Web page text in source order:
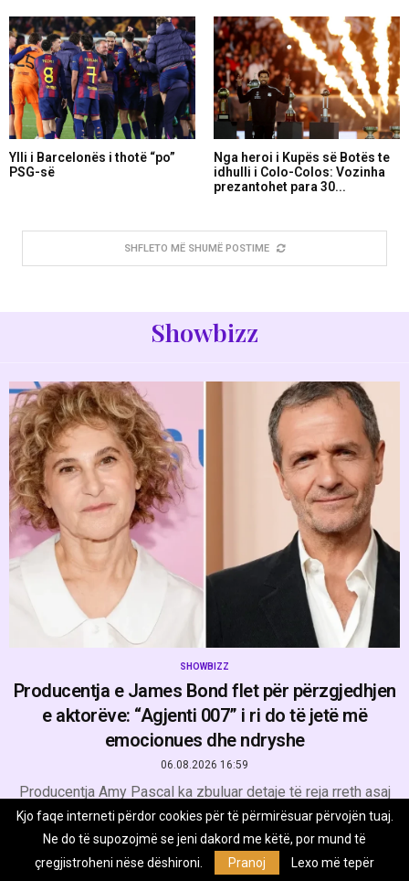
Ylli i Barcelonës i thotë “po”
PSG-së
Nga heroi i Kupës së Botës te
idhulli i Colo-Colos: Vozinha
prezantohet para 30...
SHFLETO MË SHUMË POSTIME
Showbizz
SHOWBIZZ
Producentja e James Bond flet për përzgjedhjen
e aktorëve: “Agjenti 007” i ri do të jetë më
emocionues dhe ndryshe
06.08.2026 16:59
Producentja Amy Pascal ka zbuluar detaje të reja rreth asaj
që publiku mund të presë nga aktori që do të pasojë Daniel
Craig në …
Kjo faqe interneti përdor cookies për të përmirësuar përvojën tuaj.
Ne do të supozojmë se jeni dakord me këtë, por mund të
çregjistroheni nëse dëshironi.
Pranoj Lexo më tepër